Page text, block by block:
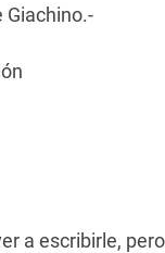
Giachino.-
a escribirle,